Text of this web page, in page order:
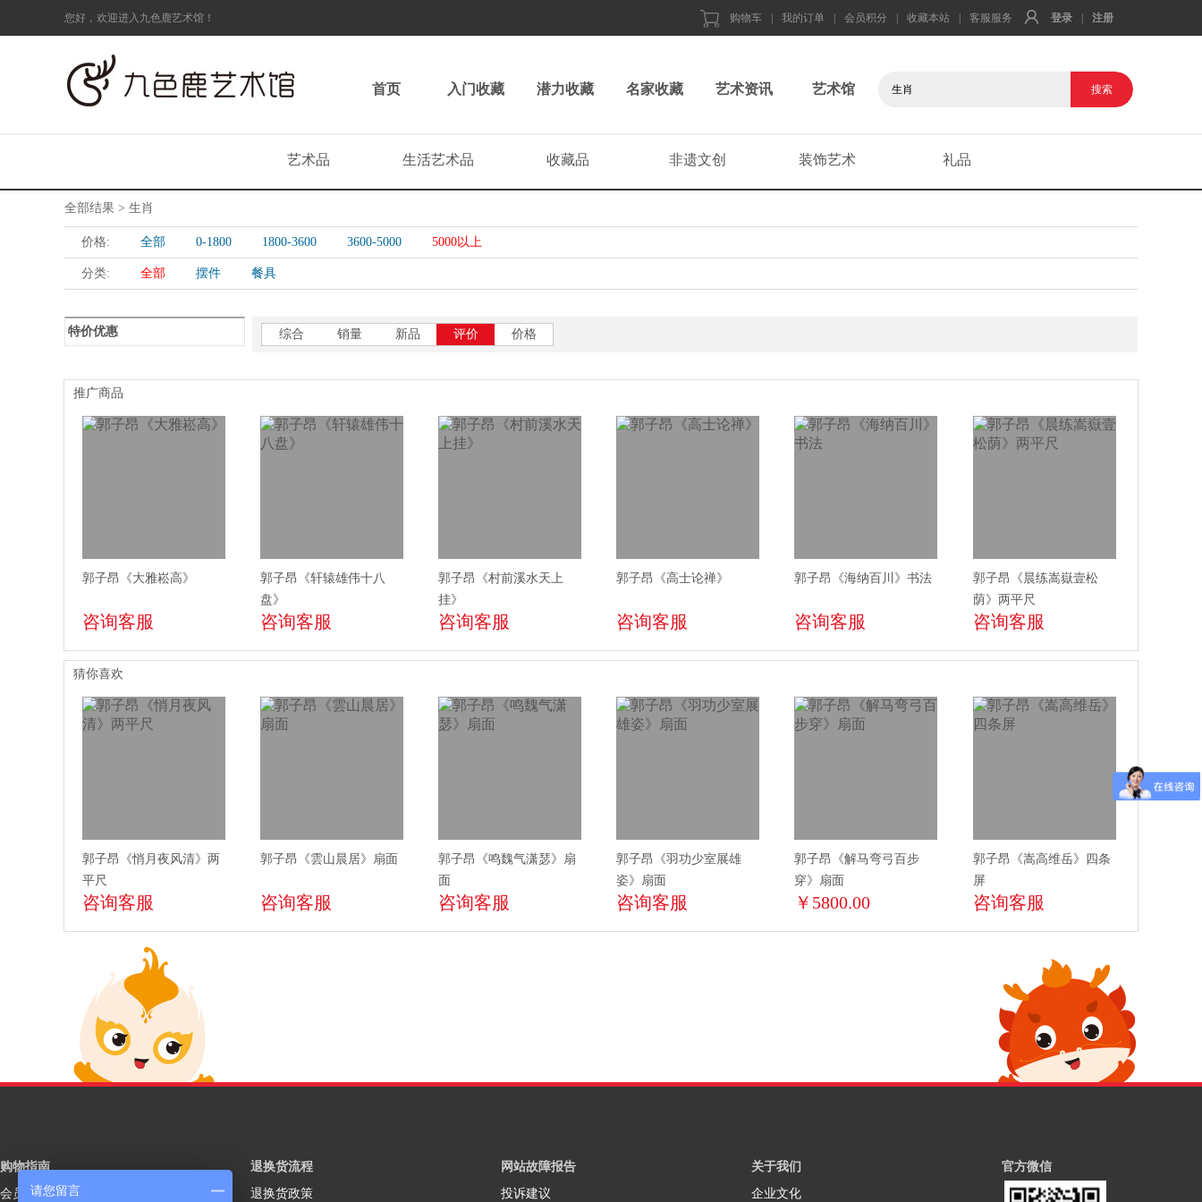
您好，欢迎进入九色鹿艺术馆！ 购物车 我的订单 会员积分 收藏本站 客服服务 登录 注册
首页 入门收藏 潜力收藏 名家收藏 艺术资讯 艺术馆
艺术品 生活艺术品 收藏品 非遗文创 装饰艺术 礼品
全部结果 > 生肖
价格: 全部 0-1800 1800-3600 3600-5000 5000以上
分类: 全部 摆件 餐具
特价优惠 综合 销量 新品 评价 价格
推广商品
郭子昂《大雅崧高》
咨询客服
郭子昂《轩辕雄伟十八
盘》
咨询客服
郭子昂《村前溪水天上
挂》
咨询客服
郭子昂《高士论禅》
咨询客服
郭子昂《海纳百川》书法
咨询客服
郭子昂《晨练嵩嶽壹松
荫》两平尺
咨询客服
猜你喜欢
郭子昂《悄月夜风清》两
平尺
咨询客服
郭子昂《雲山晨居》扇面
咨询客服
郭子昂《鸣魏气潇瑟》扇
面
咨询客服
郭子昂《羽功少室展雄
姿》扇面
咨询客服
郭子昂《解马弯弓百步
穿》扇面
￥5800.00
郭子昂《嵩高维岳》四条
屏
咨询客服
购物指南
会员注册
退换货流程
退换货政策
网站故障报告
投诉建议
关于我们
企业文化
官方微信
请您留言